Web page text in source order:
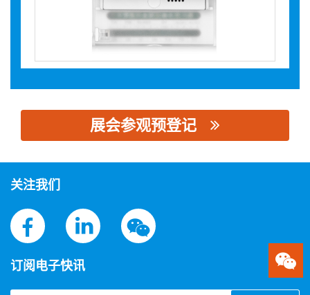
展会参观预登记
关注我们
订阅电子快讯